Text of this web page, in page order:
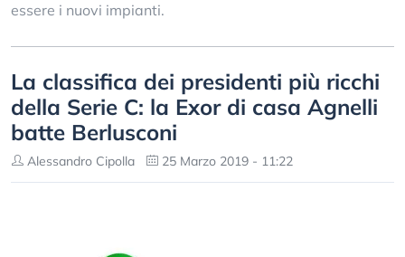
essere i nuovi impianti.
La classifica dei presidenti più ricchi
della Serie C: la Exor di casa Agnelli
batte Berlusconi
Alessandro Cipolla 25 Marzo 2019 - 11:22